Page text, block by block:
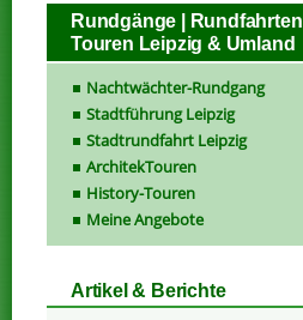
Rundgänge | Rundfahrten |
Touren Leipzig & Umland
Nachtwächter-Rundgang
Stadtführung Leipzig
Stadtrundfahrt Leipzig
ArchitekTouren
History-Touren
Meine Angebote
Artikel & Berichte